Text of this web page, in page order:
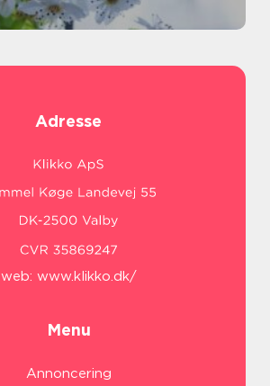
Adresse
web: www.klikko.dk/
Menu
Annoncering